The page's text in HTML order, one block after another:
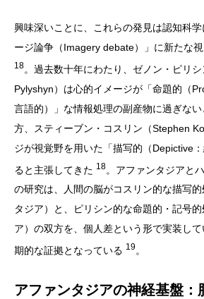
興味深いことに、これらの発見は認知科
ージ論争（Imagery debate）」に新たな
18。過去数十年にわたり、ゼノン・ピリ
Pylyshyn）は心的イメージが「命題的（
言語的）」な情報処理の副産物に過ぎな
方、スティーブン・コスリン（Stephen
ジが視覚野を用いた「描写的（Depictive
ると主張してきた 18。アファンタジアと
の研究は、人間の脳がコスリン的な描写
タジア）と、ピリシン的な命題的・記号
ア）の双方を、個人差という形で実装し
期的な証拠となっている 19。
アファンタジアの神経基盤：